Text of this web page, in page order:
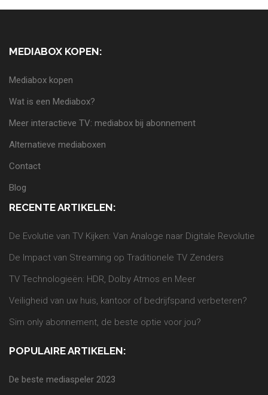
MEDIABOX KOPEN:
Mediabox kopen
Wat is een Mediabox?
Meer interactieve TV: mediabox bij abonnement
Alternatieve mediaboxen
Contact
Blog
RECENTE ARTIKELEN:
De Evolutie van TV Kijken: Van Analoge naar Digitale Revolutie
De Impact van Streaming op Traditionele TV Zenders
TV Technologieën: HDR, Dolby Atmos en Meer
Veiligheid van uw huis, kantoor of bedrijfspand verbeteren?
Sim only abonnement, de beste optie voor jou?
POPULAIRE ARTIKELEN:
De beste mediaspeler 2023